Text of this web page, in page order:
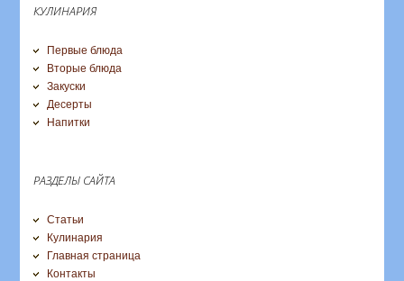
КУЛИНАРИЯ
Первые блюда
Вторые блюда
Закуски
Десерты
Напитки
РАЗДЕЛЫ САЙТА
Статьи
Кулинария
Главная страница
Контакты